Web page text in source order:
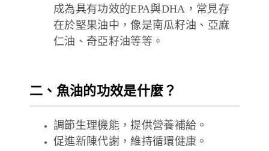
成為具有功效的EPA與DHA，常見存
在於堅果油中，像是南瓜籽油、亞麻
仁油、奇亞籽油等等。
二、魚油的功效是什麼？
調節生理機能，提供營養補給。
促進新陳代謝，維持循環健康。